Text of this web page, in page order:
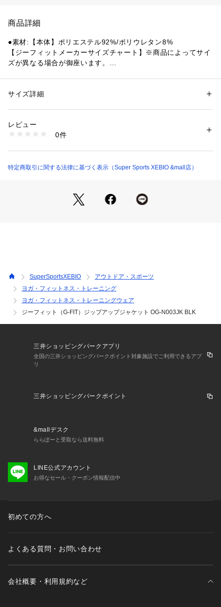
商品詳細
●素材:【本体】ポリエステル92%/ポリウレタン8%
【ジーフィットメーカーサイズチャート】※商品によってサイ
ズが異なる場合が御座います。
ト83～89cm 身長162～168cm【LLサイズ】バスト86～92cm
●Sサイズ詳細:【着丈】67.5cm 【肩幅】38cm 【身幅】53cm
【袖丈】59.5cm
●Lサイズ詳細:【着丈】71.5cm 【肩幅】39cm 【身幅】56cm
●洗ってずっとカット(UPF50+):お客様の声からうまれまし
た。当製品は20回以上洗濯試験をしても、紫外線対策効果が洗
濯前とはほぼ変わらず持続します。
●メーカーカラー表記:BLK
※弊社独自の採寸・計量方法により計測を行っておりますた
め、多少の誤差が生じる場合がございます。
※一部商品において弊社カラー表記がメーカーカラー表記と異
商品の色味が若干異なる場合があります。
い。ジーフィット G-FIT スーパースポーツゼビオ ゼビオ Sup
er Sports XEBIO フィットネス フィットネスアウター Lady's
603
性別：レディース
グ ＞ ヨガ・フィットネス・トレーニングウェア
1540000463215
サイズ詳細
レビュー
0件
特定商取引に関する法律に基づく表示（Super Sports XEBIO &mall店）
SuperSportsXEBIO
アウトドア・スポーツ
ヨガ・フィットネス・トレーニング
ヨガ・フィットネス・トレーニングウェア
ジーフィット（G-FIT）ジップアップジャケット OG-N003JK BLK
三井ショッピングパークアプリ
全国の三井ショッピングパークポイント対象施設でご利用できるアプ
リ
三井ショッピングパークポイント
&mallデスク
ららぽーと受取なら送料無料
LINE公式アカウント
お得なセール・クーポン情報配信中
初めての方へ
よくある質問・お問い合わせ
会社概要・利用規約など